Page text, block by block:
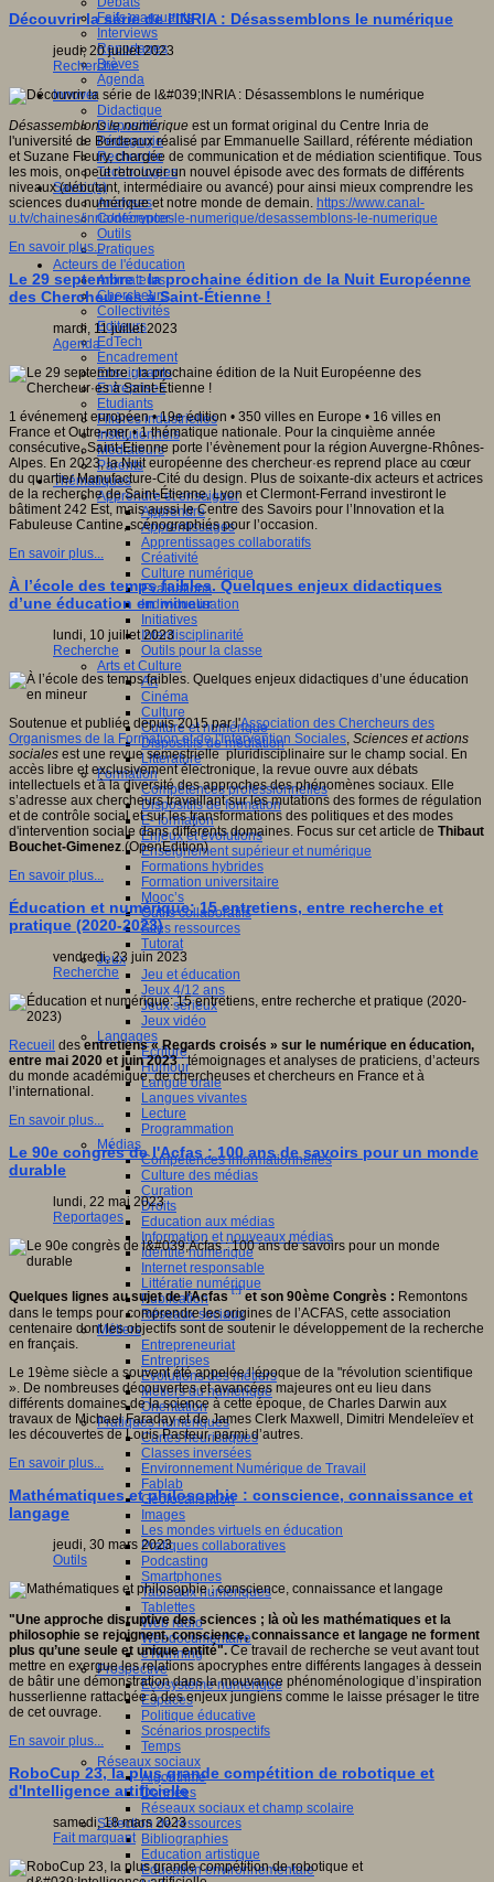
Faits marquants
Interviews
Reportages
Brèves
Agenda
Innover
Didactique
Dispositifs
Pédagogie
Recherche
Technologies
Savoir(s)
Analyses
Conférences
Outils
Pratiques
Acteurs de l'éducation
Animateurs
Chercheurs
Collectivités
Editeurs
EdTech
Encadrement
Enseignants
Entreprises
Etudiants
Filières industrielles
Institutionnels
Médiateurs
Parents
Thématiques
Apprendre et enseigner
Apprendre
Apprentissages
Apprentissages collaboratifs
Créativité
Culture numérique
Evaluations
Individualisation
Initiatives
Interdisciplinarité
Outils pour la classe
Arts et Culture
Art
Cinéma
Culture
Culture et numérique
Dispositifs de médiation
Littérature
Formation
Compétences professionnelles
Dispositifs de formation
E- formation
Enjeux et évolutions
Enseignement supérieur et numérique
Formations hybrides
Formation universitaire
Mooc’s
Outils collaboratifs
Sites ressources
Tutorat
Jeux
Jeu et éducation
Jeux 4/12 ans
Jeux sérieux
Jeux vidéo
Langages
Ecriture
Humour
Langue orale
Langues vivantes
Lecture
Programmation
Médias
Compétences informationnelles
Culture des médias
Curation
Droits
Education aux médias
Information et nouveaux médias
Identité numérique
Internet responsable
Littératie numérique
Publication
Réseaux sociaux
Métiers
Entrepreneuriat
Entreprises
Evolutions des métiers
Métiers du numérique
Orientation
Pratiques numériques
Cartes heuristiques
Classes inversées
Environnement Numérique de Travail
Fablab
Géolocalisation
Images
Les mondes virtuels en éducation
Pratiques collaboratives
Podcasting
Smartphones
Tableaux numériques
Tablettes
Web radio
Webdocumentaire
eTwinning
Prospective
Ecosystème numérique
Espaces
Politique éducative
Scénarios prospectifs
Temps
Réseaux sociaux
Algorithme
Données
Réseaux sociaux et champ scolaire
Sélection de ressources
Bibliographies
Education artistique
Education environnementale
Découvrir la série de l'INRIA : Désassemblons le numérique
jeudi, 20 juillet 2023
Recherche
Désassemblons le numérique est un format original du Centre Inria de
l'université de Bordeaux réalisé par Emmanuelle Saillard, référente médiation
et Suzane Fleury, chargée de communication et de médiation scientifique. Tous
les mois, on peut retrouver un nouvel épisode avec des formats de différents
niveaux (débutant, intermédiaire ou avancé) pour ainsi mieux comprendre les
sciences du numérique et notre monde de demain. https://www.canal-
u.tv/chaines/inria/decrypter-le-numerique/desassemblons-le-numerique
En savoir plus...
Le 29 septembre : la prochaine édition de la Nuit Européenne
des Chercheur·es à Saint-Étienne !
mardi, 11 juillet 2023
Agenda
1 événement européen • 19e édition • 350 villes en Europe • 16 villes en
France et Outre-mer • 1 thématique nationale. Pour la cinquième année
consécutive, Saint-Étienne porte l’évènement pour la région Auvergne-Rhônes-
Alpes. En 2023, la Nuit européenne des chercheur·es reprend place au cœur
du quartier Manufacture-Cité du design. Plus de soixante-dix acteurs et actrices
de la recherche de Saint-Étienne, Lyon et Clermont-Ferrand investiront le
bâtiment 242 Est, mais aussi le Centre des Savoirs pour l’Innovation et la
Fabuleuse Cantine, scénographiés pour l’occasion.
En savoir plus...
À l’école des temps faibles. Quelques enjeux didactiques
d’une éducation en mineur
lundi, 10 juillet 2023
Recherche
Soutenue et publiée depuis 2015 par l'Association des Chercheurs des
Organismes de la Formation et de l'Intervention Sociales, Sciences et actions
sociales est une revue semestrielle pluridisciplinaire sur le champ social. En
accès libre et exclusivement électronique, la revue ouvre aux débats
intellectuels et à la diversité des approches des phénomènes sociaux. Elle
s’adresse aux chercheurs travaillant sur les mutations des formes de régulation
et de contrôle social et sur les transformations des politiques et des modes
d'intervention sociale dans différents domaines. Focus sur cet article de Thibaut
Bouchet-Gimenez.(OpenEdition)
En savoir plus...
Éducation et numérique: 15 entretiens, entre recherche et
pratique (2020-2023)
vendredi, 23 juin 2023
Recherche
Recueil desentretiens « Regards croisés » sur le numérique en éducation,
entre mai 2020 et juin 2023: témoignages et analyses de praticiens, d’acteurs
du monde académique, de chercheuses et chercheurs en France et à
l’international.
En savoir plus...
Le 90e congrès de l'Acfas : 100 ans de savoirs pour un monde
durable
lundi, 22 mai 2023
Reportages
Quelques lignes au sujet de l’Acfas
[*]
et son 90ème Congrès : Remontons
dans le temps pour comprendre les origines de l’ACFAS, cette association
centenaire dont les objectifs sont de soutenir le développement de la recherche
en français.
Le 19ème siècle a souvent été appelée l’époque de la "révolution scientifique
». De nombreuses découvertes et avancées majeures ont eu lieu dans
différents domaines de la science à cette époque, de Charles Darwin aux
travaux de Michael Faraday et de James Clerk Maxwell, Dimitri Mendeleïev et
les découvertes de Louis Pasteur, parmi d’autres.
En savoir plus...
Mathématiques et philosophie : conscience, connaissance et
langage
jeudi, 30 mars 2023
Outils
"Une approche disruptive des sciences ; là où les mathématiques et la
philosophie se rejoignent, conscience, connaissance et langage ne forment
plus qu’une seule et unique entité".Ce travail de recherche se veut avant tout
mettre en exergue les relations apocryphes entre différents langages à dessein
de bâtir une démonstration dans la mouvance phénoménologique d’inspiration
husserlienne rattachée à des enjeux jungiens comme le laisse présager le titre
de cet ouvrage.
En savoir plus...
RoboCup 23, la plus grande compétition de robotique et
d'Intelligence artificielle
samedi, 18 mars 2023
Fait marquant